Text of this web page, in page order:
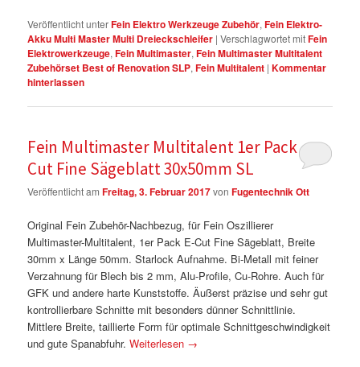
Veröffentlicht unterFein Elektro Werkzeuge Zubehör,Fein Elektro-
Akku Multi Master Multi Dreieckschleifer |Verschlagwortet mitFein
Elektrowerkzeuge,Fein Multimaster,Fein Multimaster Multitalent
Zubehörset Best of Renovation SLP,Fein Multitalent |Kommentar
hinterlassen
Fein Multimaster Multitalent 1er Pack E-
Cut Fine Sägeblatt 30x50mm SL
Veröffentlicht amFreitag, 3. Februar 2017vonFugentechnik Ott
Original Fein Zubehör-Nachbezug, für Fein Oszillierer
Multimaster-Multitalent, 1er Pack E-Cut Fine Sägeblatt, Breite
30mm x Länge 50mm. Starlock Aufnahme. Bi-Metall mit feiner
Verzahnung für Blech bis 2 mm, Alu-Profile, Cu-Rohre. Auch für
GFK und andere harte Kunststoffe. Äußerst präzise und sehr gut
kontrollierbare Schnitte mit besonders dünner Schnittlinie.
Mittlere Breite, taillierte Form für optimale Schnittgeschwindigkeit
und gute Spanabfuhr.Weiterlesen →